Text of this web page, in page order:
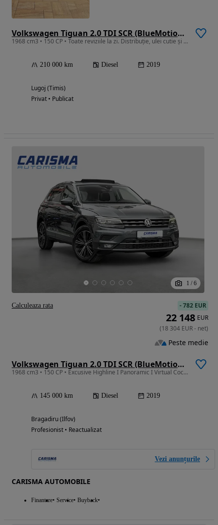
Volkswagen Tiguan 2.0 TDI SCR (BlueMotion Technology) DSG Highline
1968 cm3 • 150 CP • Toate reviziile la zi. Distribuție, ulei cutie și motor!
210 000 km Diesel 2019
Lugoj (Timis)
Privat • Publicat
1 / 6
Volkswagen Tiguan 2.0 TDI SCR (BlueMotion Technology) DSG Highline
1968 cm3 • 150 CP • Excusive Highline I Panoramic I Virtual Cockpit I DSG
145 000 km Diesel 2019
Bragadiru (Ilfov)
Profesionist • Reactualizat
Vezi anunțurile
CARISMA AUTOMOBILE
Finantare Service Buyback
-782 EUR
22 148 EUR
(18 304 EUR- net)
Peste medie
Calculeaza rata